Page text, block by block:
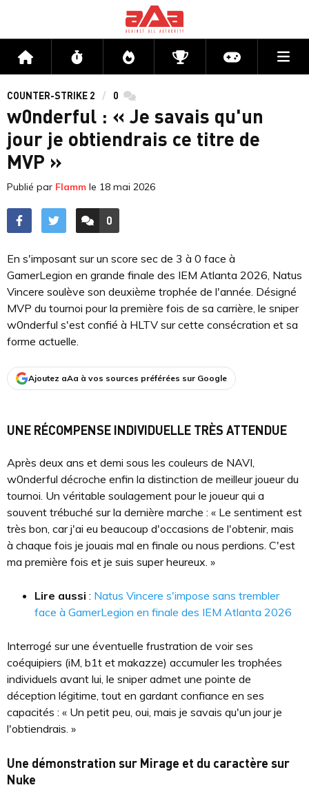
Accueil Flux Directs CompétitionsActu jeux
COUNTER-STRIKE 2 0 commentaires
w0nderful : « Je savais qu'un
jour je obtiendrais ce titre de
MVP »
Publié par Flamm le 18 mai 2026
ACCÉDER AUX
0
COMMENTAIRES
En s'imposant sur un score sec de 3 à 0 face à
GamerLegion en grande finale des IEM Atlanta 2026, Natus
Vincere soulève son deuxième trophée de l'année. Désigné
MVP du tournoi pour la première fois de sa carrière, le sniper
w0nderful s'est confié à HLTV sur cette consécration et sa
forme actuelle.
Ajoutez aAa à vos sources préférées sur Google
UNE RÉCOMPENSE INDIVIDUELLE TRÈS ATTENDUE
Après deux ans et demi sous les couleurs de NAVI,
w0nderful décroche enfin la distinction de meilleur joueur du
tournoi. Un véritable soulagement pour le joueur qui a
souvent trébuché sur la dernière marche : « Le sentiment est
très bon, car j'ai eu beaucoup d'occasions de l'obtenir, mais
à chaque fois je jouais mal en finale ou nous perdions. C'est
ma première fois et je suis super heureux. »
Lire aussi : Natus Vincere s'impose sans trembler
face à GamerLegion en finale des IEM Atlanta 2026
Interrogé sur une éventuelle frustration de voir ses
coéquipiers (iM, b1t et makazze) accumuler les trophées
individuels avant lui, le sniper admet une pointe de
déception légitime, tout en gardant confiance en ses
capacités : « Un petit peu, oui, mais je savais qu'un jour je
l'obtiendrais. »
Une démonstration sur Mirage et du caractère sur
Nuke